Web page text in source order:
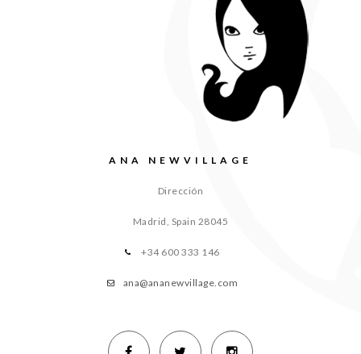
ANA NEWVILLAGE
Dirección
Madrid, Spain 28045
+34 600 333 146
ana@ananewvillage.com